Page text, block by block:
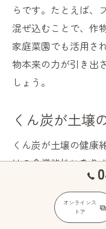
らです。たとえば、
混ぜ込むことで、作
家庭菜園でも活用さ
物本来の力が引き出
しょう。
くん炭が土壌
くん炭が土壌の健康
はの多機能性にあり
多孔質構造を持ち、
だけ植物に供給しま
では根腐れや乾燥に
オンラインス
トア